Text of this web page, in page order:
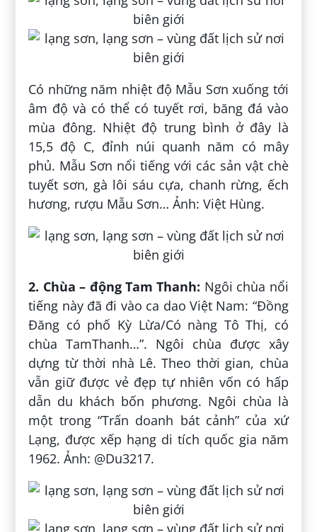
Có những năm nhiệt độ Mẫu Sơn xuống tới
âm độ và có thể có tuyết rơi, băng đá vào
mùa đông. Nhiệt độ trung bình ở đây là
15,5 độ C, đỉnh núi quanh năm có mây
phủ. Mẫu Sơn nổi tiếng với các sản vật chè
tuyết sơn, gà lôi sáu cựa, chanh rừng, ếch
hương, rượu Mẫu Sơn… Ảnh: Việt Hùng.
2. Chùa – động Tam Thanh: Ngôi chùa nổi
tiếng này đã đi vào ca dao Việt Nam: “Đồng
Đăng có phố Kỳ Lừa/Có nàng Tô Thị, có
chùa TamThanh…”. Ngôi chùa được xây
dựng từ thời nhà Lê. Theo thời gian, chùa
vẫn giữ được vẻ đẹp tự nhiên vốn có hấp
dẫn du khách bốn phương. Ngôi chùa là
một trong “Trấn doanh bát cảnh” của xứ
Lạng, được xếp hạng di tích quốc gia năm
1962. Ảnh: @Du3217.